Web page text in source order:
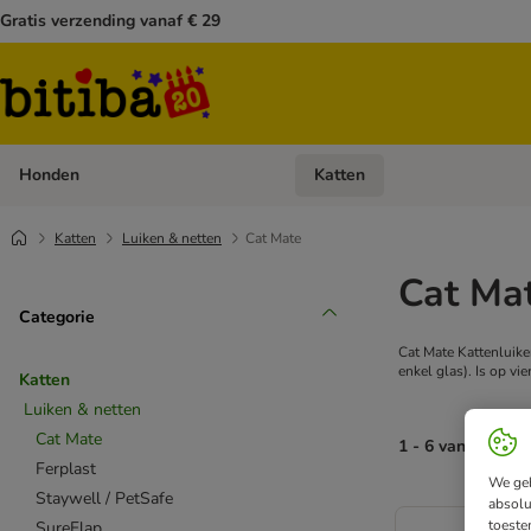
Gratis verzending vanaf € 29
Honden Open categoriemenu: Honden
Katten
Katten Luiken & netten Cat Mate
Categorie
Katten
Luiken & netten
Cat Mate
Ferplast
Staywell / PetSafe
Cat
Cat Mate
enkel glas). Is op
1 - 6 van 6
We